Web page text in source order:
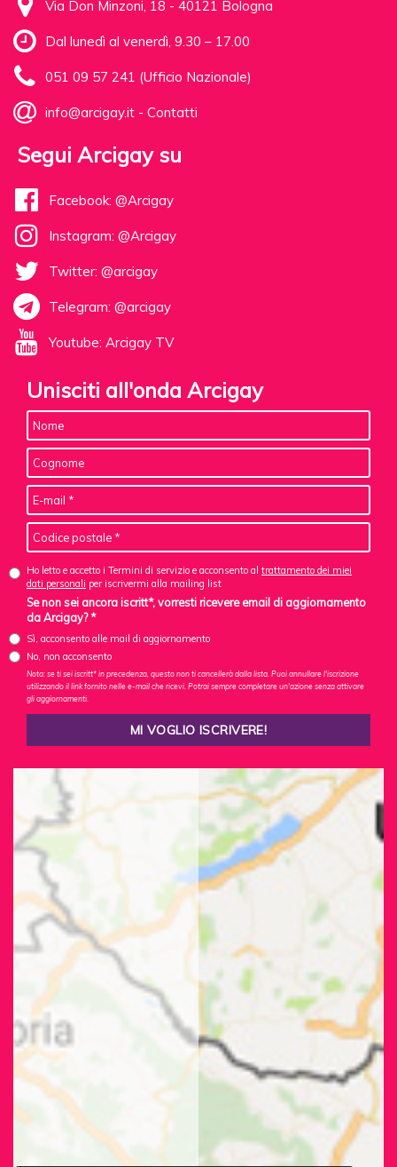
Via Don Minzoni, 18 - 40121 Bologna
Dal lunedì al venerdì, 9.30 – 17.00
051 09 57 241 (Ufficio Nazionale)
info@arcigay.it - Contatti
Segui Arcigay su
Facebook: @Arcigay
Instagram: @Arcigay
Twitter: @arcigay
Telegram: @arcigay
Youtube: Arcigay TV
Unisciti all'onda Arcigay
Ho letto e accetto i Termini di servizio e acconsento al trattamento dei miei
dati personali per iscrivermi alla mailing list
Se non sei ancora iscritt*, vorresti ricevere email di aggiornamento
da Arcigay? *
Sì, acconsento alle mail di aggiornamento
No, non acconsento
Nota: se ti sei iscritt* in precedenza, questo non ti cancellerà dalla lista. Puoi annullare l'iscrizione
utilizzando il link fornito nelle e-mail che ricevi. Potrai sempre completare un'azione senza attivare
gli aggiornamenti.